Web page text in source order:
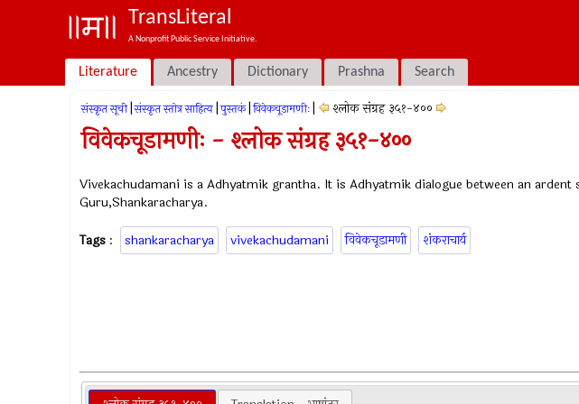
TransLiteral
A Nonprofit Public Service Initiative.
Literature Ancestry Dictionary Prashna Search
संस्कृत सूची संस्कृत स्तोत्र साहित्य पुस्तकं विवेकचूडामणीः श्लोक संग्रह ३५१-४००
विवेकचूडामणीः - श्लोक संग्रह ३५१-४००
Vivekachudamani is a Adhyatmik grantha. It is Adhyatmik dialogue between an ardent
Guru,Shankaracharya.
Tags : shankaracharya vivekachudamani विवेकचूडामणी शंकराचार्य